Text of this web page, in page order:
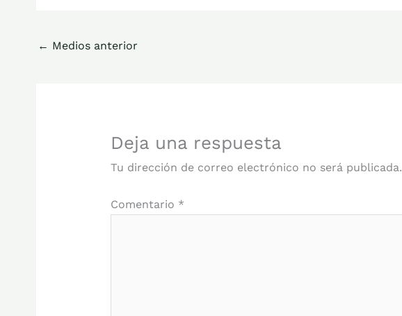
← Medios anterior
Deja una respuesta
Tu dirección de correo electrónico no será publicada.
Comentario *